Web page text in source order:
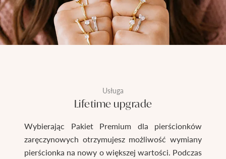
Usługa
Lifetime upgrade
Wybierając Pakiet Premium dla pierścionków
zaręczynowych otrzymujesz możliwość wymiany
pierścionka na nowy o większej wartości. Podczas